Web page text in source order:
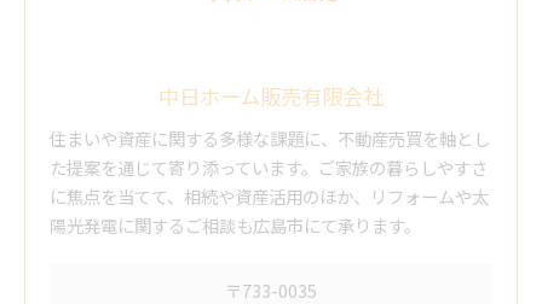
中日ホーム販売有限会社
住まいや資産に関する多様な課題に、不動産売買を軸とし
た提案を通じて寄り添っています。ご家族の暮らしやすさ
に焦点を当てて、相続や資産活用のほか、リフォームや太
陽光発電に関するご相談も広島市にて承ります。
〒733-0035